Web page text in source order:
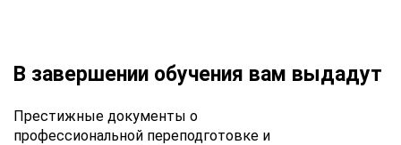
В завершении обучения вам выдадут
Престижные документы о
профессиональной переподготовке и